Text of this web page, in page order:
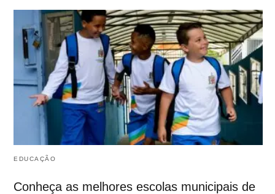
EDUCAÇÃO
Conheça as melhores escolas municipais de